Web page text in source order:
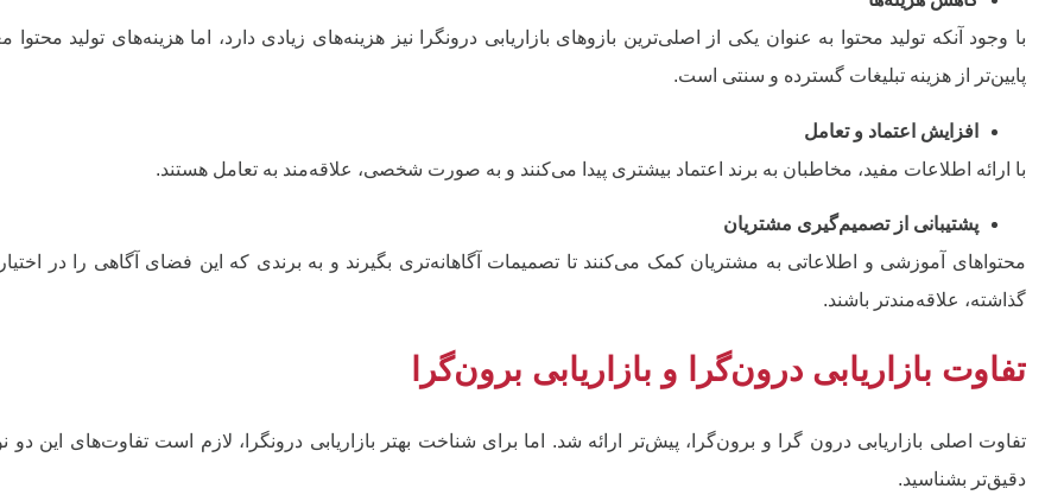
با وجود آنکه تولید محتوا به عنوان یکی از اصلی‌ترین بازوهای بازاریابی درونگرا نیز هزینه‌های زیادی دارد، اما هزینه‌های تولید محتوا
پایین‌تر از هزینه تبلیغات گسترده و سنتی است.
افزایش اعتماد و تعامل
با ارائه اطلاعات مفید، مخاطبان به برند اعتماد بیشتری پیدا می‌کنند و به صورت شخصی، علاقه‌مند به تعامل هستند.
پشتیبانی از تصمیم‌گیری مشتریان
محتواهای آموزشی و اطلاعاتی به مشتریان کمک می‌کنند تا تصمیمات آگاهانه‌تری بگیرند و به برندی که این فضای آگاهی را در
گذاشته، علاقه‌مندتر باشند.
تفاوت بازاریابی درون‌گرا و بازاریابی برون‌گرا
تفاوت اصلی بازاریابی درون گرا و برون‌گرا، پیش‌تر ارائه شد. اما برای شناخت بهتر بازاریابی درونگرا، لازم است تفاوت‌های این دو
دقیق‌تر بشناسید.